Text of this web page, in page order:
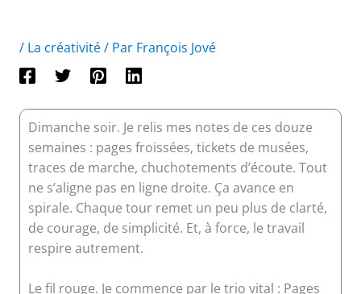
/ La créativité/ Par François Jové
Dimanche soir. Je relis mes notes de ces douze
semaines : pages froissées, tickets de musées,
traces de marche, chuchotements d’écoute. Tout
ne s’aligne pas en ligne droite. Ça avance en
spirale. Chaque tour remet un peu plus de clarté,
de courage, de simplicité. Et, à force, le travail
respire autrement.
Le fil rouge. Je commence par le trio vital : Pages